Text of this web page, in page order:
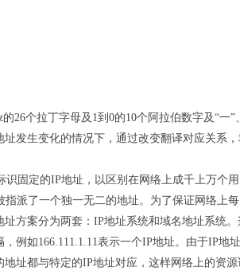
26个拉丁字母及1到0的10个阿拉伯数字及“一
发生变化的情况下，通过改变翻译对应关系，
固定的IP地址，以区别在网络上成千上万个
派了一个独一无二的地址。为了保证网络上
方案分为两套：IP地址系统和域名地址系统
例如166.111.1.11表示一个IP地址。由于IP
址都与特定的IP地址对应，这样网络上的资